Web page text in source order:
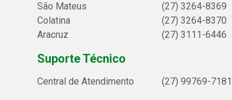
São Mateus
(27) 3264-8369
Colatina
(27) 3264-8370
Aracruz
(27) 3111-6446
Suporte Técnico
Central de Atendimento (27) 99769-7181